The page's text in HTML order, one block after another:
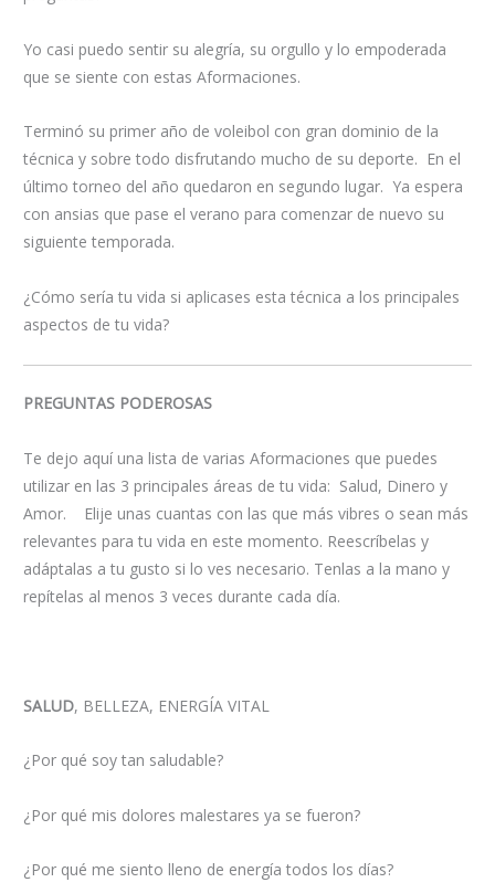
Yo casi puedo sentir su alegría, su orgullo y lo empoderada
que se siente con estas Aformaciones.
Terminó su primer año de voleibol con gran dominio de la
técnica y sobre todo disfrutando mucho de su deporte. En el
último torneo del año quedaron en segundo lugar. Ya espera
con ansias que pase el verano para comenzar de nuevo su
siguiente temporada.
¿Cómo sería tu vida si aplicases esta técnica a los principales
aspectos de tu vida?
PREGUNTAS PODEROSAS
Te dejo aquí una lista de varias Aformaciones que puedes
utilizar en las 3 principales áreas de tu vida: Salud, Dinero y
Amor. Elije unas cuantas con las que más vibres o sean más
relevantes para tu vida en este momento. Reescríbelas y
adáptalas a tu gusto si lo ves necesario. Tenlas a la mano y
repítelas al menos 3 veces durante cada día.
SALUD, BELLEZA, ENERGÍA VITAL
¿Por qué soy tan saludable?
¿Por qué mis dolores malestares ya se fueron?
¿Por qué me siento lleno de energía todos los días?